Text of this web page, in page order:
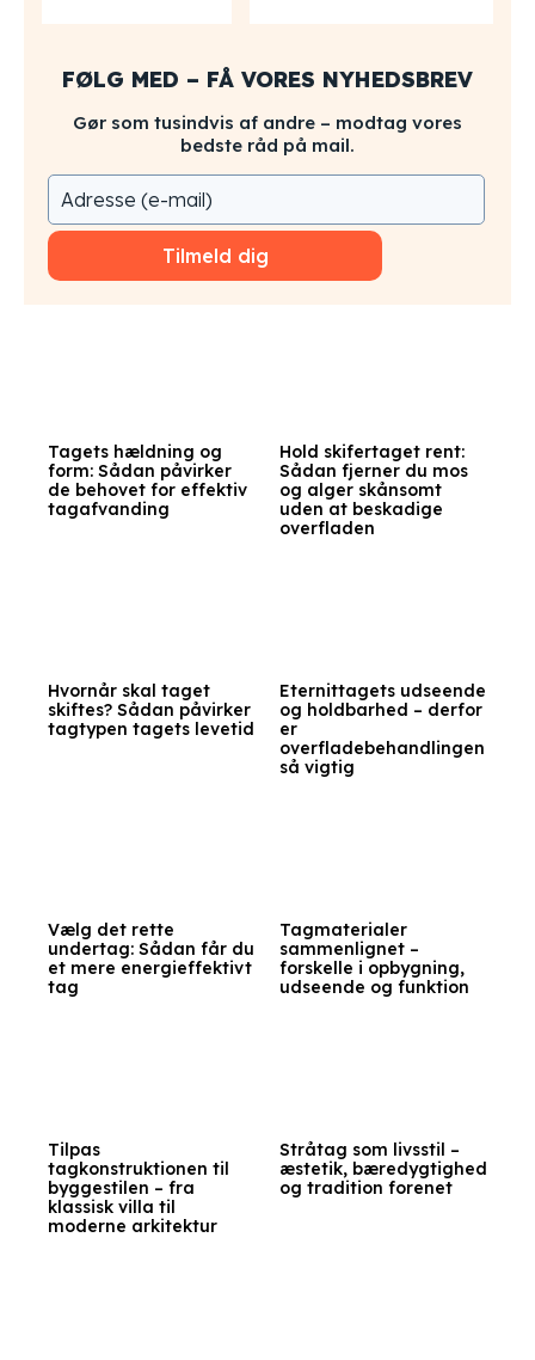
FØLG MED – FÅ VORES NYHEDSBREV
Gør som tusindvis af andre – modtag vores
bedste råd på mail.
Tilmeld dig
Tagets hældning og
form: Sådan påvirker
de behovet for effektiv
tagafvanding
Hold skifertaget rent:
Sådan fjerner du mos
og alger skånsomt
uden at beskadige
overfladen
Hvornår skal taget
skiftes? Sådan påvirker
tagtypen tagets levetid
Eternittagets udseende
og holdbarhed – derfor
er
overfladebehandlingen
så vigtig
Vælg det rette
undertag: Sådan får du
et mere energieffektivt
tag
Tagmaterialer
sammenlignet –
forskelle i opbygning,
udseende og funktion
Tilpas
tagkonstruktionen til
byggestilen – fra
klassisk villa til
moderne arkitektur
Stråtag som livsstil –
æstetik, bæredygtighed
og tradition forenet